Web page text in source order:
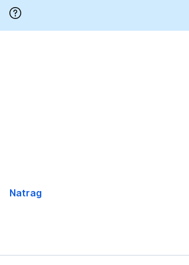
Preskoči
Natrag